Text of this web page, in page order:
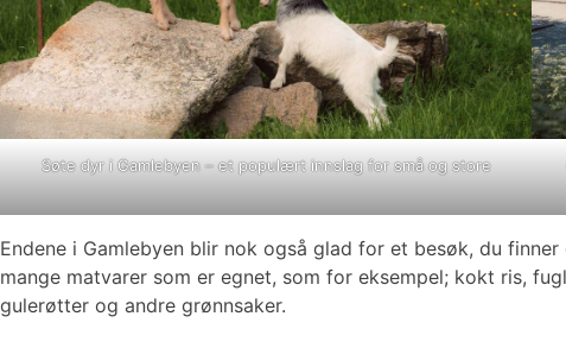
Søte dyr i Gamlebyen – et populært innslag for små og store
Endene i Gamlebyen blir nok også glad for et besøk, du
mange matvarer som er egnet, som for eksempel; kokt ris,
gulerøtter og andre grønnsaker.